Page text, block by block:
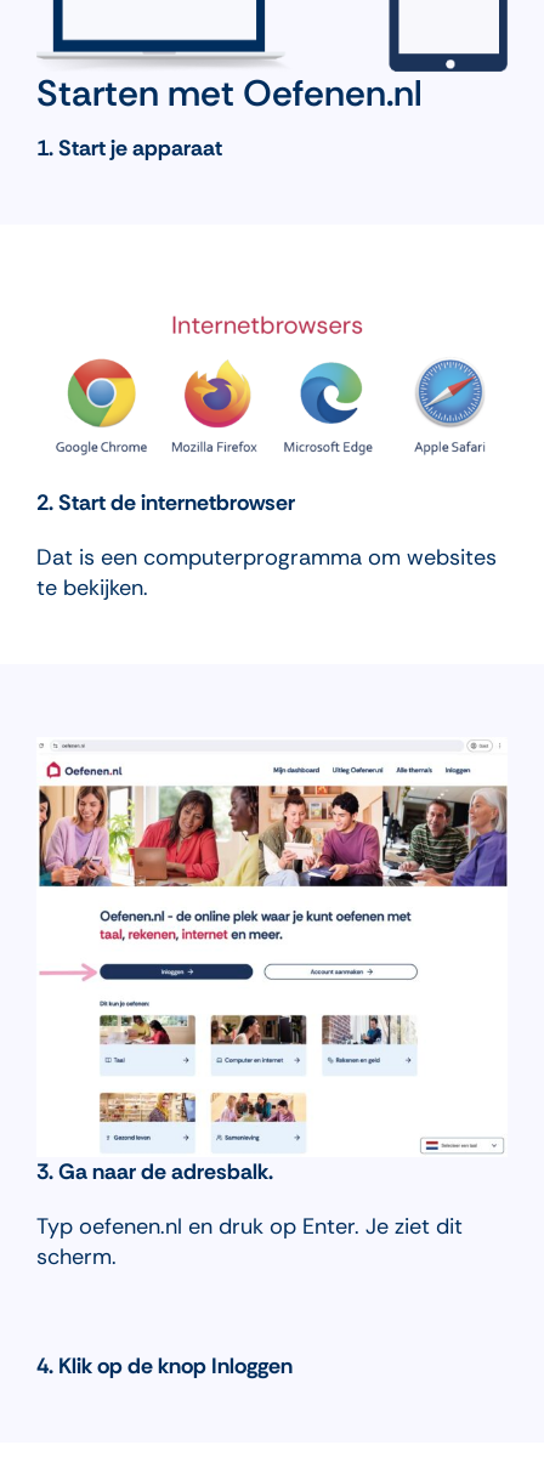
Starten met Oefenen.nl
1. Start je apparaat
2. Start de internetbrowser
Dat is een computerprogramma om websites
te bekijken.
3. Ga naar de adresbalk.
Typ oefenen.nl en druk op Enter. Je ziet dit
scherm.
4. Klik op de knop Inloggen